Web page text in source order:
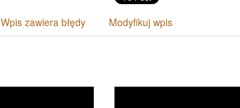
Wpis zawiera błędy Modyfikuj wpis